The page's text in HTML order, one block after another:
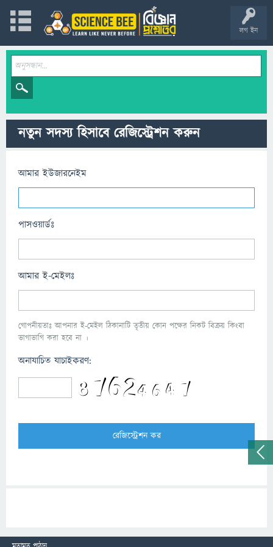
লগ ইন
নতুন সদস্য হিসাবে রেজিস্ট্রেশন করুন
আমার ইউজারনেইম
পাসওয়ার্ডঃ
আমার ই-মেইলঃ
গোপনীয়তাঃ আপনার ই-মেইল ঠিকানাটি তৃতীয় কোন পক্ষের নিকট বিক্রয় কিংবা
ভাগাভাগি করা হবে না ।
অনাযাচিত যাচাইকরণ: